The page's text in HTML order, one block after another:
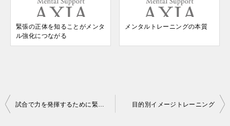
緊張の正体を知ることがメンタ
ル強化につながる
メンタルトレーニングの本質
投
目的別イメージトレーニング